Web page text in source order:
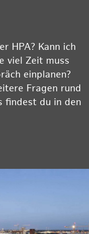
HPA? Kann ich
viel Zeit muss
einplanen?
Fragen rund
findest du in den